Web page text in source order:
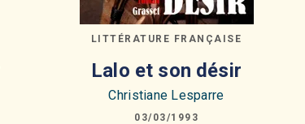
LITTÉRATURE FRANÇAISE
Lalo et son désir
Christiane Lesparre
03/03/1993